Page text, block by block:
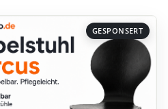
GESPONSERT